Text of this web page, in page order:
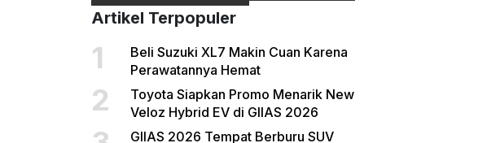
Artikel Terpopuler
1
Beli Suzuki XL7 Makin Cuan Karena
Perawatannya Hemat
2
Toyota Siapkan Promo Menarik New
Veloz Hybrid EV di GIIAS 2026
GIIAS 2026 Tempat Berburu SUV